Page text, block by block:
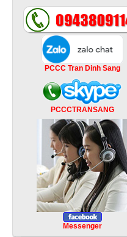
PCCC Tran Dinh Sang
PCCCTRANSANG
Messenger